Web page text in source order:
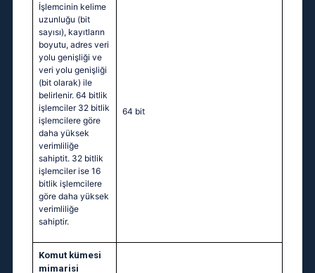
İşlemcinin kelime
uzunluğu (bit
sayısı), kayıtların
boyutu, adres veri
yolu genişliği ve
veri yolu genişliği
(bit olarak) ile
belirlenir. 64 bitlik
işlemciler 32 bitlik
işlemcilere göre
daha yüksek
verimliliğe
sahiptit. 32 bitlik
işlemciler ise 16
bitlik işlemcilere
göre daha yüksek
verimliliğe
sahiptir.
64 bit
Komut kümesi
mimarisi